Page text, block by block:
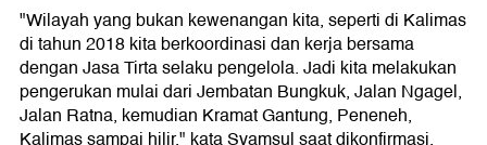
"Wilayah yang bukan kewenangan kita, seperti di Kalimas
di tahun 2018 kita berkoordinasi dan kerja bersama
dengan Jasa Tirta selaku pengelola. Jadi kita melakukan
pengerukan mulai dari Jembatan Bungkuk, Jalan Ngagel,
Jalan Ratna, kemudian Kramat Gantung, Peneneh,